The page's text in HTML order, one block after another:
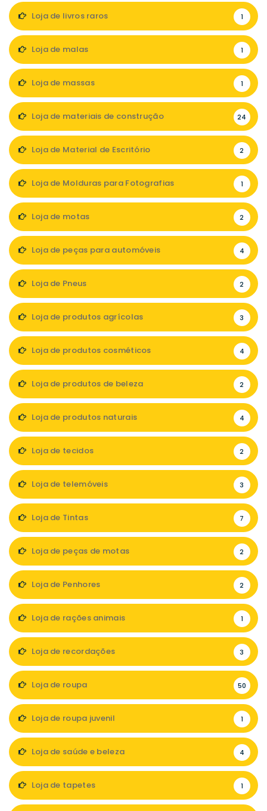
Loja de livros raros 1
Loja de malas 1
Loja de massas 1
Loja de materiais de construção 24
Loja de Material de Escritório 2
Loja de Molduras para Fotografias 1
Loja de motas 2
Loja de peças para automóveis 4
Loja de Pneus 2
Loja de produtos agrícolas 3
Loja de produtos cosméticos 4
Loja de produtos de beleza 2
Loja de produtos naturais 4
Loja de tecidos 2
Loja de telemóveis 3
Loja de Tintas 7
Loja de peças de motas 2
Loja de Penhores 2
Loja de rações animais 1
Loja de recordações 3
Loja de roupa 50
Loja de roupa juvenil 1
Loja de saúde e beleza 4
Loja de tapetes 1